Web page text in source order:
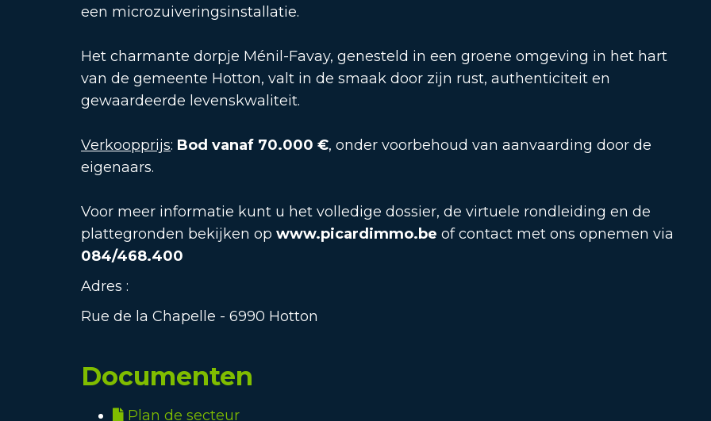
een microzuiveringsinstallatie.
Het charmante dorpje Ménil-Favay, genesteld in een groene omgeving in het hart
van de gemeente Hotton, valt in de smaak door zijn rust, authenticiteit en
gewaardeerde levenskwaliteit.
Verkoopprijs: Bod vanaf 70.000 €, onder voorbehoud van aanvaarding door de
eigenaars.
Voor meer informatie kunt u het volledige dossier, de virtuele rondleiding en de
plattegronden bekijken op www.picardimmo.be of contact met ons opnemen via
084/468.400
Adres :
Rue de la Chapelle - 6990 Hotton
Documenten
Plan de secteur